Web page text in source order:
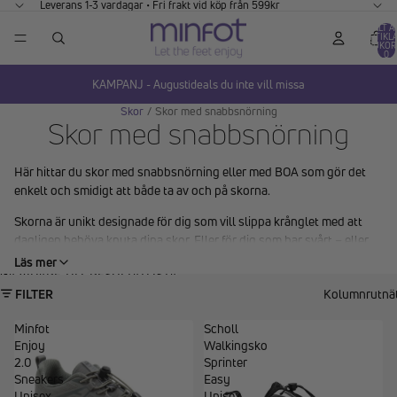
Leverans 1-3 vardagar • Fri frakt vid köp från 599kr
TOTALT
0
KAMPANJ - Augustideals du inte vill missa
Skor / Skor med snabbsnörning
Skor med snabbsnörning
Här hittar du skor med snabbsnörning eller med BOA som gör det
enkelt och smidigt att både ta av och på skorna.
Skorna är unikt designade för dig som vill slippa krånglet med att
dagligen behöva knyta dina skor. Eller för dig som har svårt – eller
besvär med att knyta dina skor.
Skor med olika sorters snabbsnörning
I vårt sortiment så hittar du fotriktiga och bekväma skor med olika
snörningar och knäppningar.
Snabbsnörning– Skor med snabbsnörning har elastiska skosnören
och med en dragsko. Dragsko gör att du smidigt och enkelt kan
Läs mer
GÅ VIDARE TILL RESULTATLISTA
FILTER
Minfot
Enjoy
2.0
Sneakers
Scholl
Walkingsko
Sprinter
Easy